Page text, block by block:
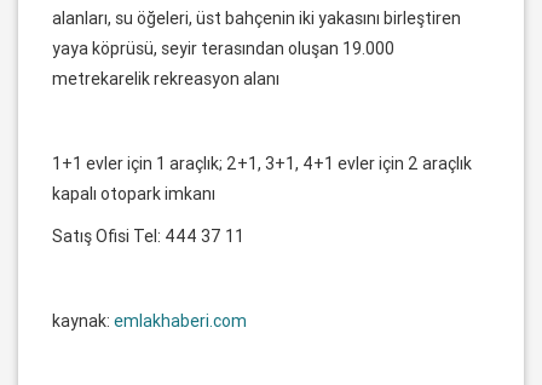
alanları, su öğeleri, üst bahçenin iki yakasını birleştiren
yaya köprüsü, seyir terasından oluşan 19.000
metrekarelik rekreasyon alanı
1+1 evler için 1 araçlık; 2+1, 3+1, 4+1 evler için 2 araçlık
kapalı otopark imkanı
Satış Ofisi Tel: 444 37 11
kaynak: emlakhaberi.com